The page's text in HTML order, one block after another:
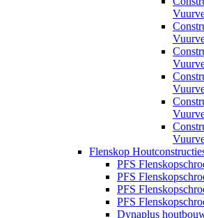
Flenskop
PFS
PFS
PFS
PFS
Dynaplus